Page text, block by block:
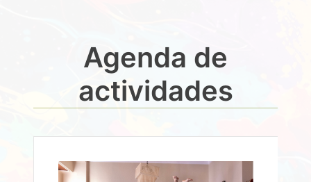
Agenda de
actividades